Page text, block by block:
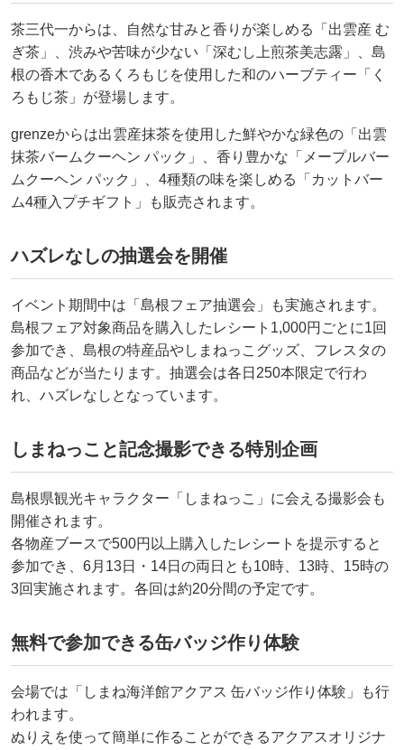
茶三代一からは、自然な甘みと香りが楽しめる「出雲産 む
ぎ茶」、渋みや苦味が少ない「深むし上煎茶美志露」、島
根の香木であるくろもじを使用した和のハーブティー「く
ろもじ茶」が登場します。
grenzeからは出雲産抹茶を使用した鮮やかな緑色の「出雲
抹茶バームクーヘン パック」、香り豊かな「メープルバー
ムクーヘン パック」、4種類の味を楽しめる「カットバー
ム4種入プチギフト」も販売されます。
ハズレなしの抽選会を開催
イベント期間中は「島根フェア抽選会」も実施されます。
島根フェア対象商品を購入したレシート1,000円ごとに1回
参加でき、島根の特産品やしまねっこグッズ、フレスタの
商品などが当たります。抽選会は各日250本限定で行わ
れ、ハズレなしとなっています。
しまねっこと記念撮影できる特別企画
島根県観光キャラクター「しまねっこ」に会える撮影会も
開催されます。
各物産ブースで500円以上購入したレシートを提示すると
参加でき、6月13日・14日の両日とも10時、13時、15時の
3回実施されます。各回は約20分間の予定です。
無料で参加できる缶バッジ作り体験
会場では「しまね海洋館アクアス 缶バッジ作り体験」も行
われます。
ぬりえを使って簡単に作ることができるアクアスオリジナ